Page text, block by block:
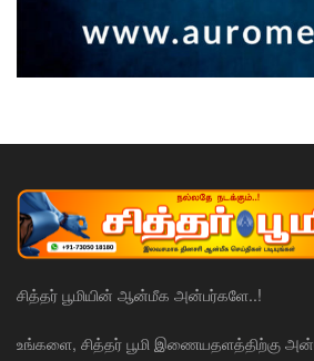
சித்தர் பூமியின் ஆன்மீக அன்பர்களே..!
உங்களை, சித்தர் பூமி இணையதளத்திற்கு